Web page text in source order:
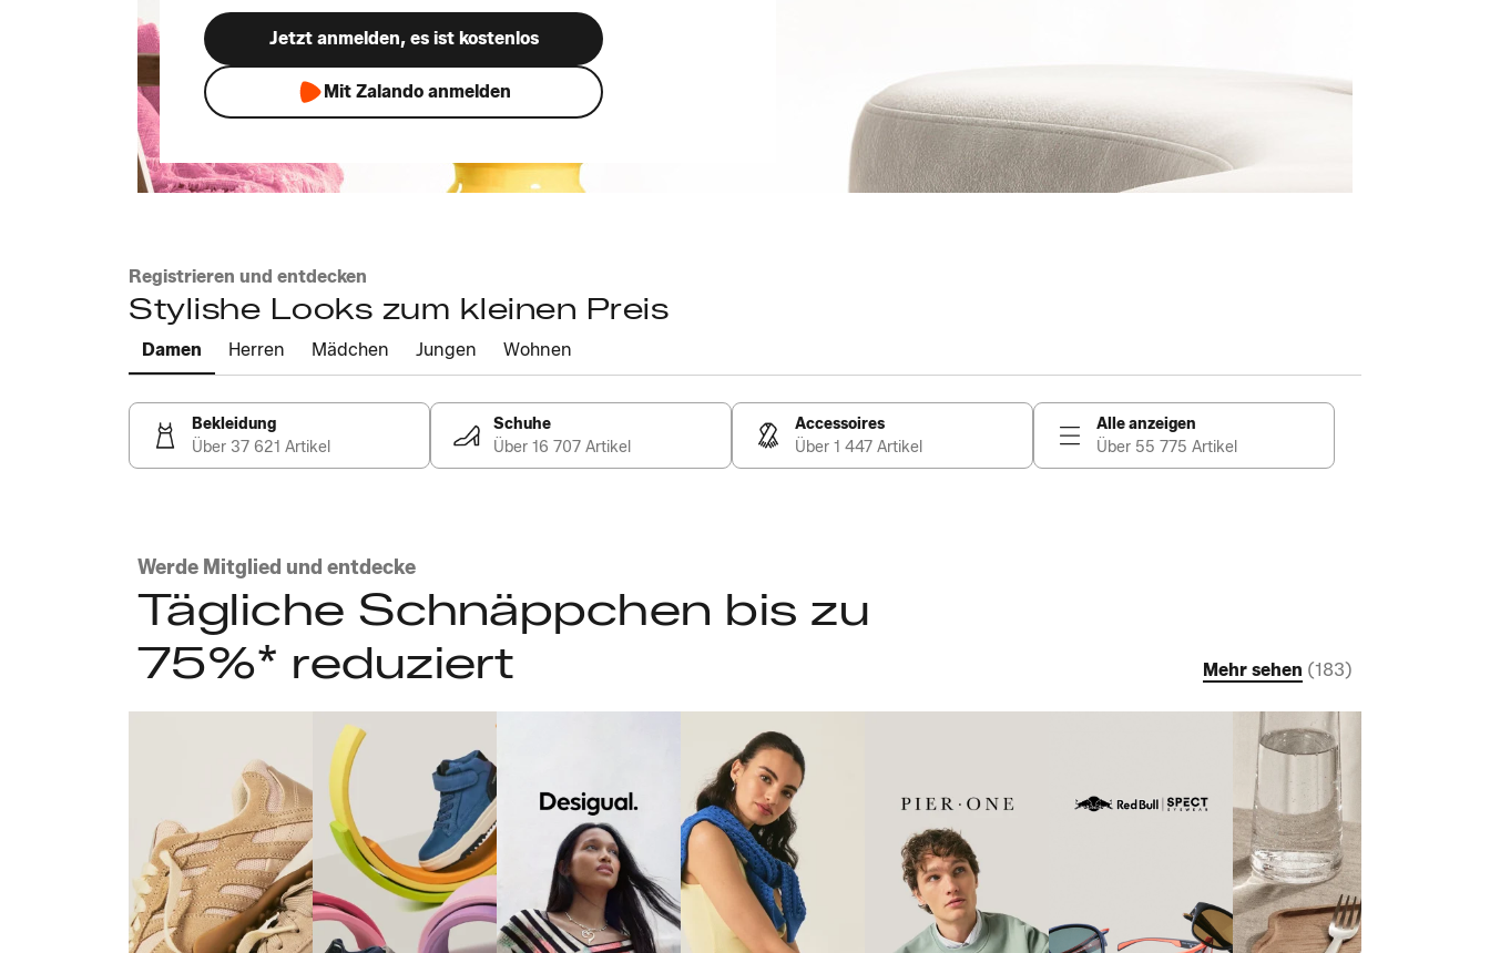
Jetzt anmelden, es ist kostenlos
Mit Zalando anmelden
Registrieren und entdecken
Stylishe Looks zum kleinen Preis
Damen Herren Mädchen Jungen Wohnen
Bekleidung
Über 37 621 Artikel
Schuhe
Über 16 707 Artikel
Accessoires
Über 1 447 Artikel
Alle anzeigen
Über 55 775 Artikel
Werde Mitglied und entdecke
Tägliche Schnäppchen bis zu
75%* reduziert
Mehr sehen (183)